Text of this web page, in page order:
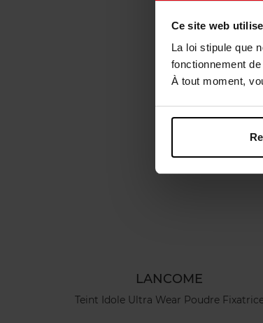
Ce site web
La loi stipule que
fonctionnement
À tout moment,
LANCOME
Teint Idole Ultra Wear Poudre